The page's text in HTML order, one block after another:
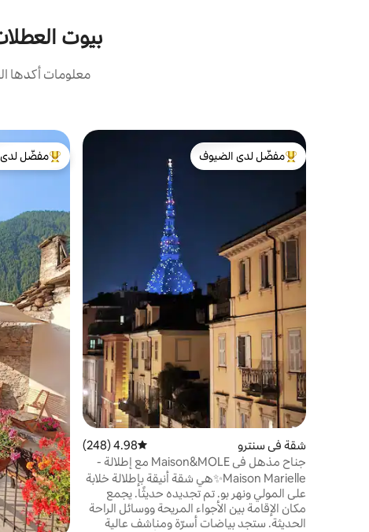
بيوت
معلومات أكدها
من أبرز البيوت المفضّلة لدى الضيوف
مفضّل لدى الضيوف
شقة في سنترو متوسط التقييم 4.98 من 5، 248 مراجعات
4.98 (248)
جناح مذهل في Maison&MOLE مع إطلالة -
قلب تورينو
Maison Marielle✨هي شقة أنيقة بإطلالة خلابة
على المولي ونهر بو. تم تجديده حديثًا. يجمع
مكان الإقامة بين الأجواء المريحة ووسائل الراحة
الحديثة. ستجد بياضات أسرّة ومناشف عالية
من أبرز
مفضّل